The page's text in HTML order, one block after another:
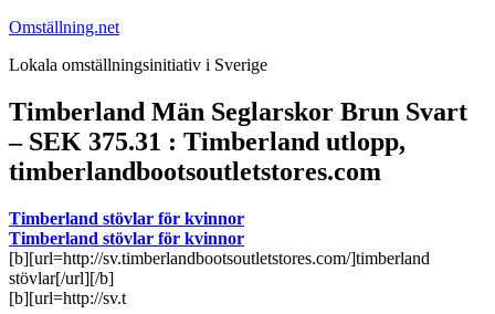
Hoppa
innehåll
Omställning.net
Lokala omställningsinitiativ i Sverige
Timberland Män Seglarskor Brun Svart
– SEK 375.31 : Timberland utlopp,
timberlandbootsoutletstores.com
Timberland stövlar för kvinnor
Timberland stövlar för kvinnor
[b][url=http://sv.timberlandbootsoutletstores.com/]timberland
stövlar[/url][/b]
[b][url=http://sv.t